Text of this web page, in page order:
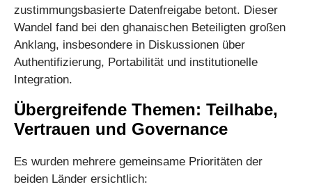
zustimmungsbasierte Datenfreigabe betont. Dieser
Wandel fand bei den ghanaischen Beteiligten großen
Anklang, insbesondere in Diskussionen über
Authentifizierung, Portabilität und institutionelle
Integration.
Übergreifende Themen: Teilhabe,
Vertrauen und Governance
Es wurden mehrere gemeinsame Prioritäten der
beiden Länder ersichtlich: